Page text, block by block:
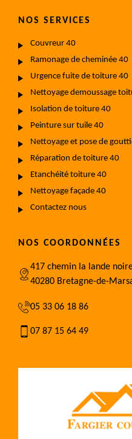
NOS SERVICES
Couvreur 40
Ramonage de cheminée 40
Urgence fuite de toiture 40
Nettoyage demoussage
Isolation de toiture 40
Peinture sur tuile 40
Nettoyage et pose de
Réparation de toiture 40
Etanchéité toiture 40
Nettoyage façade 40
Contactez nous
NOS COORDONNÉES
417 chemin la lande
40280 Bretagne-de-
05 33 06 18 86
07 87 15 64 49